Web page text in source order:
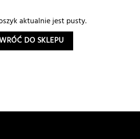
aktualnie jest pusty.
DO SKLEPU